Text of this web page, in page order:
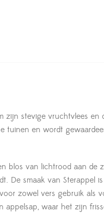
zijn stevige vruchtvlees en
tuinen en wordt
blos van lichtrood aan de
De smaak van Sterappel
zowel vers gebruik als
waar het zijn